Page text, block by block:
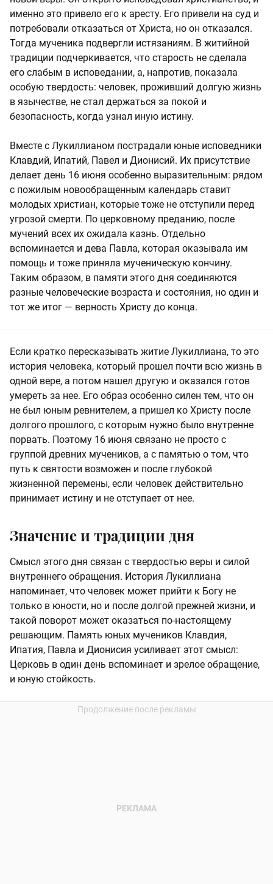
именно это привело его к аресту. Его привели на суд и
потребовали отказаться от Христа, но он отказался.
Тогда мученика подвергли истязаниям. В житийной
традиции подчеркивается, что старость не сделала
его слабым в исповедании, а, напротив, показала
особую твердость: человек, проживший долгую жизнь
в язычестве, не стал держаться за покой и
безопасность, когда узнал иную истину.
Вместе с Лукиллианом пострадали юные исповедники
Клавдий, Ипатий, Павел и Дионисий. Их присутствие
делает день 16 июня особенно выразительным: рядом
с пожилым новообращенным календарь ставит
молодых христиан, которые тоже не отступили перед
угрозой смерти. По церковному преданию, после
мучений всех их ожидала казнь. Отдельно
вспоминается и дева Павла, которая оказывала им
помощь и тоже приняла мученическую кончину.
Таким образом, в памяти этого дня соединяются
разные человеческие возраста и состояния, но один и
тот же итог — верность Христу до конца.
Если кратко пересказывать житие Лукиллиана, то это
история человека, который прошел почти всю жизнь в
одной вере, а потом нашел другую и оказался готов
умереть за нее. Его образ особенно силен тем, что он
не был юным ревнителем, а пришел ко Христу после
долгого прошлого, с которым нужно было внутренне
порвать. Поэтому 16 июня связано не просто с
группой древних мучеников, а с памятью о том, что
путь к святости возможен и после глубокой
жизненной перемены, если человек действительно
принимает истину и не отступает от нее.
Значение и традиции дня
Смысл этого дня связан с твердостью веры и силой
внутреннего обращения. История Лукиллиана
напоминает, что человек может прийти к Богу не
только в юности, но и после долгой прежней жизни, и
такой поворот может оказаться по-настоящему
решающим. Память юных мучеников Клавдия,
Ипатия, Павла и Дионисия усиливает этот смысл:
Церковь в один день вспоминает и зрелое обращение,
и юную стойкость.